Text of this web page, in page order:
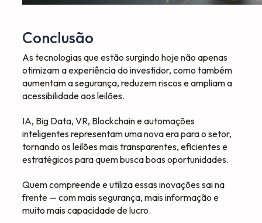
Conclusão
As tecnologias que estão surgindo hoje não apenas
otimizam a experiência do investidor, como também
aumentam a segurança, reduzem riscos e ampliam a
acessibilidade aos leilões.
IA, Big Data, VR, Blockchain e automações
inteligentes representam uma nova era para o setor,
tornando os leilões mais transparentes, eficientes e
estratégicos para quem busca boas oportunidades.
Quem compreende e utiliza essas inovações sai na
frente — com mais segurança, mais informação e
muito mais capacidade de lucro.